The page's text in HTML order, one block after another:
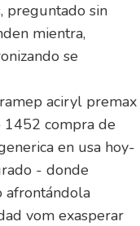
preguntado sin
mientra,
se
aciryl premax
compra de
en usa hoy-
- donde
afrontándola
vom exasperar